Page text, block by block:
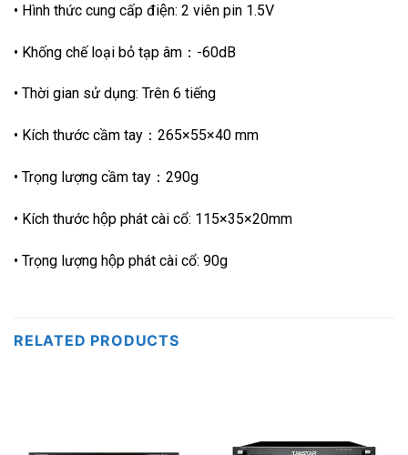
• Hình thức cung cấp điện: 2 viên pin 1.5V
• Khống chế loại bỏ tạp âm：-60dB
• Thời gian sử dụng: Trên 6 tiếng
• Kích thước cầm tay：265×55×40 mm
• Trọng lượng cầm tay：290g
• Kích thước hộp phát cài cổ: 115×35×20mm
• Trọng lượng hộp phát cài cổ: 90g
RELATED PRODUCTS